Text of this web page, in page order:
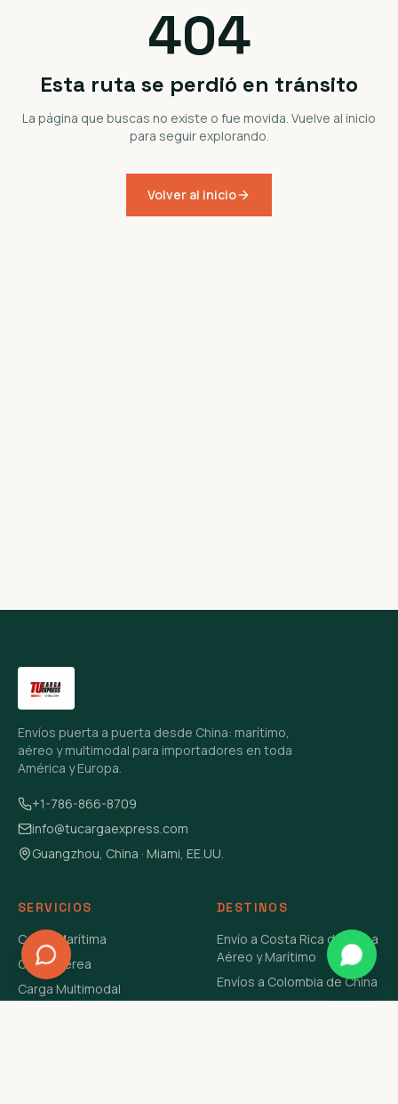
404
Esta ruta se perdió en tránsito
La página que buscas no existe o fue movida. Vuelve al inicio
para seguir explorando.
Volver al inicio
Envíos puerta a puerta desde China: marítimo,
aéreo y multimodal para importadores en toda
América y Europa.
+1-786-866-8709
info@tucargaexpress.com
Guangzhou, China · Miami, EE.UU.
SERVICIOS
Carga Marítima
Carga Aérea
Carga Multimodal
DESTINOS
Envío a Costa Rica de China
Aéreo y Marítimo
Envíos a Colombia de China